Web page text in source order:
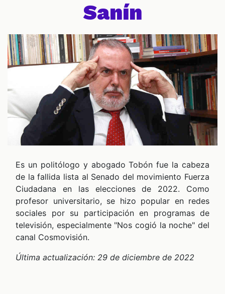
PODCAST
ZOOM
Sanín
Es un politólogo y abogado Tobón fue la cabeza
de la fallida lista al Senado del movimiento Fuerza
Ciudadana en las elecciones de 2022. Como
profesor universitario, se hizo popular en redes
sociales por su participación en programas de
televisión, especialmente "Nos cogió la noche" del
canal Cosmovisión.
Última actualización: 29 de diciembre de 2022